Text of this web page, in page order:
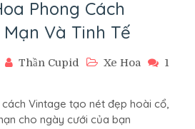
Phong Cách
Và Tinh Tế
Thần Cupid Xe Hoa
1
Vintage tạo nét đẹp hoài cổ,
cho ngày cưới của bạn